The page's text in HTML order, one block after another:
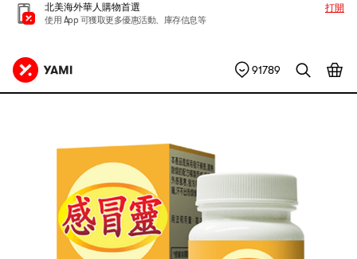
北美海外華人購物首選
使用 App 可獲取更多優惠活動、庫存信息等
打開
91789